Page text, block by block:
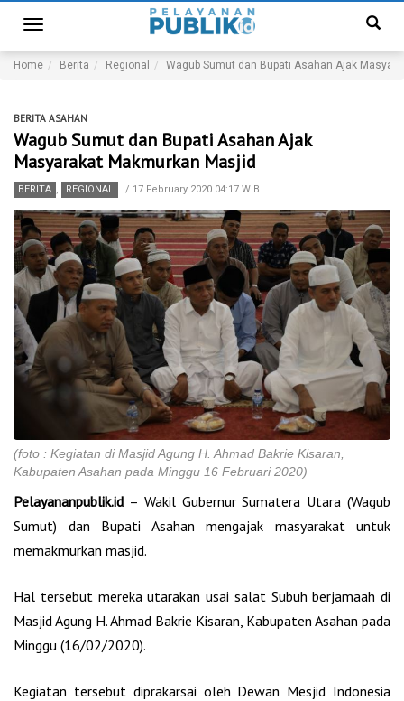
Toggle
navigation
Home Berita Regional Wagub Sumut dan Bupati Asahan Ajak
BERITA ASAHAN
Wagub Sumut dan Bupati Asahan Ajak
Masyarakat Makmurkan Masjid
BERITA , REGIONAL / 17 February 2020 04:17 WIB
(foto : Kegiatan di Masjid Agung H. Ahmad Bakrie Kisaran,
Kabupaten Asahan pada Minggu 16 Februari 2020)
Pelayananpublik.id – Wakil Gubernur Sumatera Utara (Wagub
Sumut) dan Bupati Asahan mengajak masyarakat untuk
memakmurkan masjid.
Hal tersebut mereka utarakan usai salat Subuh berjamaah di
Masjid Agung H. Ahmad Bakrie Kisaran, Kabupaten Asahan pada
Minggu (16/02/2020).
Kegiatan tersebut diprakarsai oleh Dewan Mesjid Indonesia